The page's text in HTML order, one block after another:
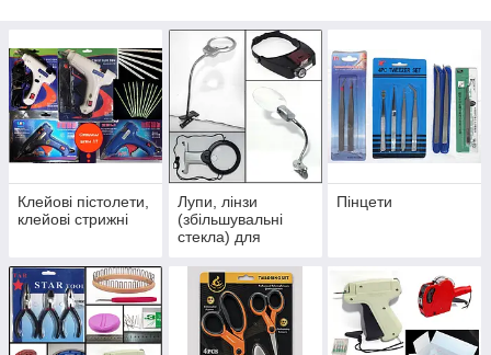
Клейові пістолети,
клейові стрижні
Лупи, лінзи
(збільшувальні
стекла) для
ремонту
Пінцети